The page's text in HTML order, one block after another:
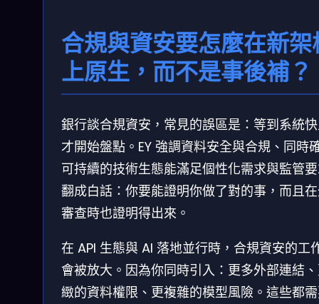
合規與資安要怎麼在新架
上原生，而不是事後補？
銀行談合規資安，常見的誤區是：等到系統
才開始盤點。EY 強調資料安全與合規、同時
可持續的技術生態能滿足個性化需求與監管
翻成白話：你要能證明你做了對的事，而且
審查時也證明得出來。
在 API 生態與 AI 落地並行時，合規資安的工
會被放大。因為你同時引入：更多外部連結
緻的資料權限、更複雜的模型風險。這些都